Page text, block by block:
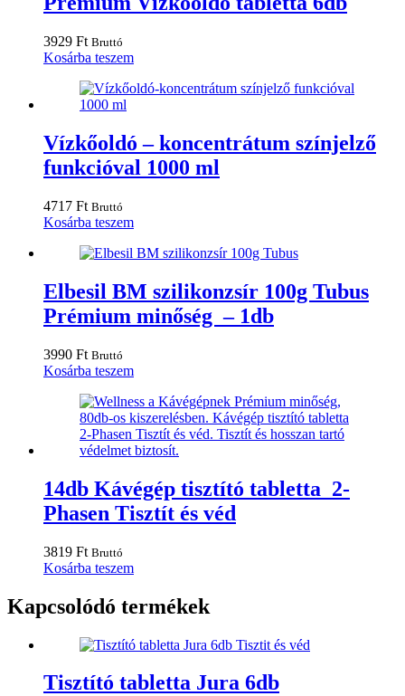
3929 Ft Bruttó
Kosárba teszem
Vízkőoldó – koncentrátum színjelző
funkcióval 1000 ml
4717 Ft Bruttó
Kosárba teszem
Elbesil BM szilikonzsír 100g Tubus
Prémium minőség – 1db
3990 Ft Bruttó
Kosárba teszem
14db Kávégép tisztító tabletta 2-
Phasen Tisztít és véd
3819 Ft Bruttó
Kosárba teszem
Kapcsolódó termékek
Tisztító tabletta Jura 6db